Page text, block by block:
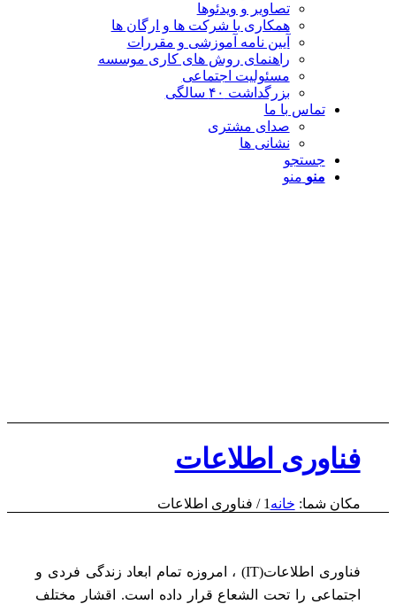
تصاویر و ویدئوها
همکاری با شرکت ها و ارگان ها
آیین نامه آموزشی و مقررات
راهنمای روش های کاری موسسه
مسئولیت اجتماعی
بزرگداشت ۴۰ سالگی
تماس با ما
صدای مشتری
نشانی ها
جستجو
منو منو
فناوری اطلاعات
مکان شما: خانه 1
/ فناوری اطلاعات
فناوری اطلاعات(IT) ، امروزه تمام ابعاد زندگی فردی و
اجتماعی را تحت الشعاع قرار داده است. اقشار مختلف